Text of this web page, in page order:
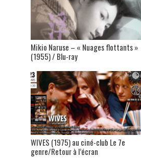
Mikio Naruse – « Nuages flottants »
(1955) / Blu-ray
WIVES (1975) au ciné-club Le 7e
genre/Retour à l’écran